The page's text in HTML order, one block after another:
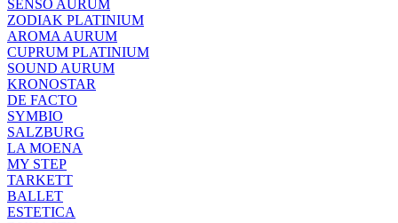
SENSO AURUM
ZODIAK PLATINIUM
AROMA AURUM
CUPRUM PLATINIUM
SOUND AURUM
KRONOSTAR
DE FACTO
SYMBIO
SALZBURG
LA MOENA
MY STEP
TARKETT
BALLET
ESTETICA